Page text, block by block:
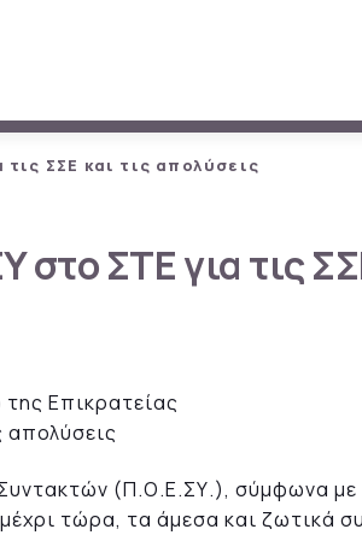
ΣΣΕ και τις απολύσεις
ΣΤΕ για τις
Επικρατείας
απολύσεις
(Π.Ο.Ε.ΣΥ.), σύμφωνα με
τώρα, τα άμεσα και ζωτικά